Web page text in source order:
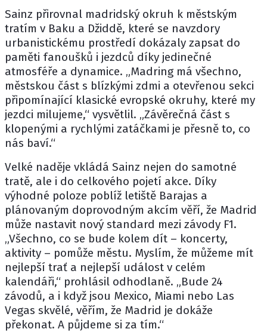
Sainz přirovnal madridský okruh k městským
tratím v Baku a Džiddě, které se navzdory
urbanistickému prostředí dokázaly zapsat do
paměti fanoušků i jezdců díky jedinečné
atmosféře a dynamice. „Madring má všechno,
městskou část s blízkými zdmi a otevřenou sekci
připomínající klasické evropské okruhy, které my
jezdci milujeme,“ vysvětlil. „Závěrečná část s
klopenými a rychlými zatáčkami je přesně to, co
nás baví.“
Velké naděje vkládá Sainz nejen do samotné
tratě, ale i do celkového pojetí akce. Díky
výhodné poloze poblíž letiště Barajas a
plánovaným doprovodným akcím věří, že Madrid
může nastavit nový standard mezi závody F1.
„Všechno, co se bude kolem dít – koncerty,
aktivity – pomůže městu. Myslím, že můžeme mít
nejlepší trať a nejlepší událost v celém
kalendáři,“ prohlásil odhodlaně. „Bude 24
závodů, a i když jsou Mexico, Miami nebo Las
Vegas skvělé, věřím, že Madrid je dokáže
překonat. A půjdeme si za tím.“